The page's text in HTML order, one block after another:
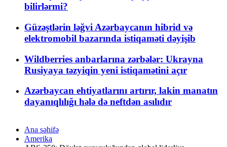
bilirlərmi?
Güzəştlərin ləğvi Azərbaycanın hibrid və
elektromobil bazarında istiqaməti dəyişib
Wildberries anbarlarına zərbələr: Ukrayna
Rusiyaya təzyiqin yeni istiqamətini açır
Azərbaycan ehtiyatlarını artırır, lakin manatın
dayanıqlılığı hələ də neftdən asılıdır
Ana səhifə
Amerika